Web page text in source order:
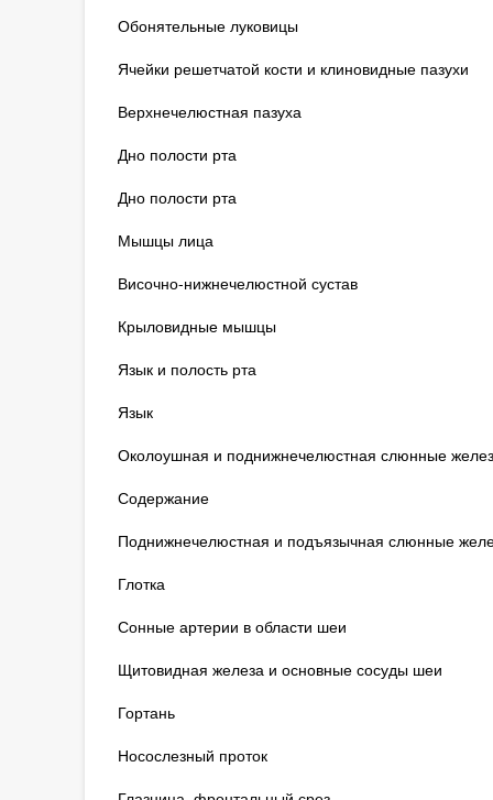
Обонятельные луковицы
Ячейки решетчатой кости и клиновидные пазухи
Верхнечелюстная пазуха
Дно полости рта
Дно полости рта
Мышцы лица
Височно-нижнечелюстной сустав
Крыловидные мышцы
Язык и полость рта
Язык
Околоушная и поднижнечелюстная слюнные
Содержание
Поднижнечелюстная и подъязычная слюнные
Глотка
Сонные артерии в области шеи
Щитовидная железа и основные сосуды шеи
Гортань
Носослезный проток